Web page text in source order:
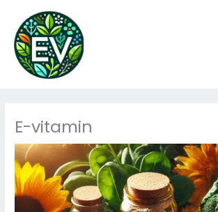
content
E-vitamin